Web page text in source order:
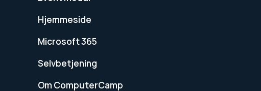
Hjemmeside
Microsoft 365
Selvbetjening
Om ComputerCamp